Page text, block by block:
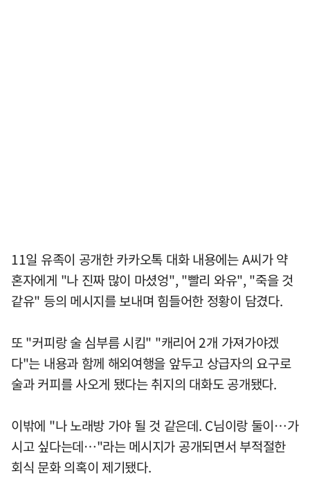
11일 유족이 공개한 카카오톡 대화 내용에는 A씨가 약
혼자에게 "나 진짜 많이 마셨엉", "빨리 와유", "죽을 것
같유" 등의 메시지를 보내며 힘들어한 정황이 담겼다.
또 "커피랑 술 심부름 시킴" "캐리어 2개 가져가야겠
다"는 내용과 함께 해외여행을 앞두고 상급자의 요구로
술과 커피를 사오게 됐다는 취지의 대화도 공개됐다.
이밖에 "나 노래방 가야 될 것 같은데. C님이랑 둘이…가
시고 싶다는데…"라는 메시지가 공개되면서 부적절한
회식 문화 의혹이 제기됐다.